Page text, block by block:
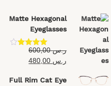
Matte Hexagonal
Eyeglasses
تم التقييم
4.40من 5
ر.س600,00
ر.س
Full Rim Cat Eye